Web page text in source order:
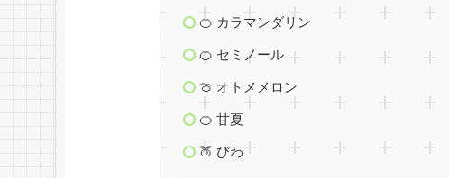
🍊 カラマンダリン
🍊 セミノール
🍈 オトメメロン
🍊 甘夏
🍑 びわ